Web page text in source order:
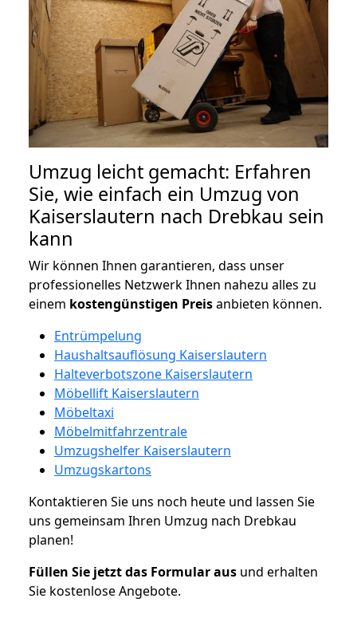
Umzug leicht gemacht: Erfahren
Sie, wie einfach ein Umzug von
Kaiserslautern nach Drebkau sein
kann
Wir können Ihnen garantieren, dass unser
professionelles Netzwerk Ihnen nahezu alles zu
einem kostengünstigen Preisanbieten können.
Entrümpelung
Haushaltsauflösung Kaiserslautern
Halteverbotszone Kaiserslautern
Möbellift Kaiserslautern
Möbeltaxi
Möbelmitfahrzentrale
Umzugshelfer Kaiserslautern
Umzugskartons
Kontaktieren Sie uns noch heute und lassen Sie
uns gemeinsam Ihren Umzug nach Drebkau
planen!
Füllen Sie jetzt das Formular aus und erhalten
Sie kostenlose Angebote.